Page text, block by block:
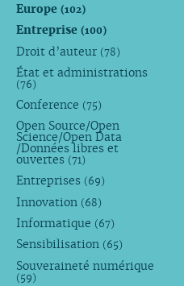
Europe (102)
Entreprise (100)
Droit d’auteur (78)
État et administrations
(76)
Conference (75)
Open Source/Open
Science/Open Data
/Données libres et
ouvertes (71)
Entreprises (69)
Innovation (68)
Informatique (67)
Sensibilisation (65)
Souveraineté numérique
(59)